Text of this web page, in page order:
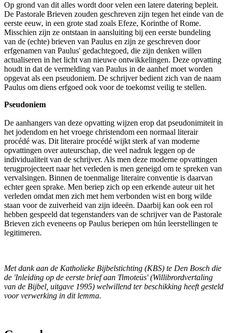
Op grond van dit alles wordt door velen een latere datering bepleit.
De Pastorale Brieven zouden geschreven zijn tegen het einde van de
eerste eeuw, in een grote stad zoals Efeze, Korinthe of Rome.
Misschien zijn ze ontstaan in aansluiting bij een eerste bundeling
van de (echte) brieven van Paulus en zijn ze geschreven door
erfgenamen van Paulus' gedachtegoed, die zijn denken willen
actualiseren in het licht van nieuwe ontwikkelingen. Deze opvatting
houdt in dat de vermelding van Paulus in de aanhef moet worden
opgevat als een pseudoniem. De schrijver bedient zich van de naam
Paulus om diens erfgoed ook voor de toekomst veilig te stellen.
Pseudoniem
De aanhangers van deze opvatting wijzen erop dat pseudonimiteit in
het jodendom en het vroege christendom een normaal literair
procédé was. Dit literaire procédé wijkt sterk af van moderne
opvattingen over auteurschap, die veel nadruk leggen op de
individualiteit van de schrijver. Als men deze moderne opvattingen
terugprojecteert naar het verleden is men geneigd om te spreken van
vervalsingen. Binnen de toenmalige literaire conventie is daarvan
echter geen sprake. Men beriep zich op een erkende auteur uit het
verleden omdat men zich met hem verbonden wist en borg wilde
staan voor de zuiverheid van zijn ideeën. Daarbij kan ook een rol
hebben gespeeld dat tegenstanders van de schrijver van de Pastorale
Brieven zich eveneens op Paulus beriepen om hún leerstellingen te
legitimeren.
Met dank aan de Katholieke Bijbelstichting (KBS) te Den Bosch die
de 'Inleiding op de eerste brief aan Timoteüs' (Willibrordvertaling
van de Bijbel, uitgave 1995) welwillend ter beschikking heeft gesteld
voor verwerking in dit lemma.